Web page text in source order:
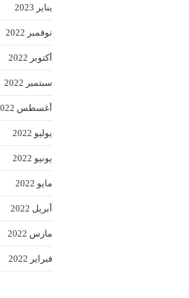
يناير 2023
نوفمبر 2022
أكتوبر 2022
سبتمبر 2022
أغسطس 2022
يوليو 2022
يونيو 2022
مايو 2022
أبريل 2022
مارس 2022
فبراير 2022